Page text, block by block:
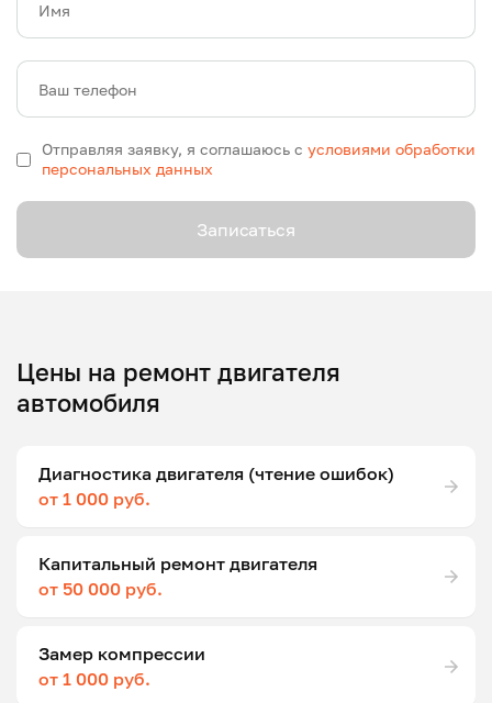
Имя
Ваш телефон
Отправляя заявку, я соглашаюсь с условиями обработки
персональных данных
Записаться
Цены на ремонт двигателя
автомобиля
Диагностика двигателя (чтение ошибок)
от 1 000 руб.
Капитальный ремонт двигателя
от 50 000 руб.
Замер компрессии
от 1 000 руб.